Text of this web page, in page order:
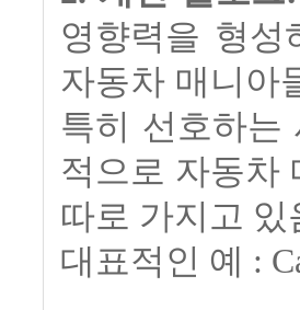
영향력을 형성
자동차 매니아
특히 선호하는
적으로 자동차
따로 가지고 있
대표적인 예 :